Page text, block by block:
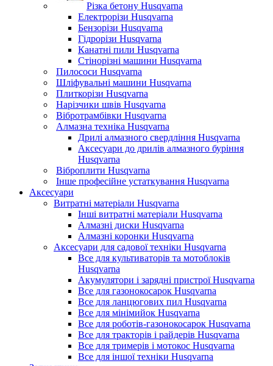
Різка бетону Husqvarna
Електрорізи Husqvarna
Бензорізи Husqvarna
Гідрорізи Husqvarna
Канатні пили Husqvarna
Стінорізні машини Husqvarna
Пилососи Husqvarna
Шліфувальні машини Husqvarna
Плиткорізи Husqvarna
Нарізчики швів Husqvarna
Вібротрамбівки Husqvarna
Алмазна техніка Husqvarna
Дрилі алмазного свердління Husqvarna
Аксесуари до дрилів алмазного буріння
Husqvarna
Віброплити Husqvarna
Інше професійне устаткування Husqvarna
Аксесуари
Витратні матеріали Husqvarna
Інші витратні матеріали Husqvarna
Алмазні диски Husqvarna
Алмазні коронки Husqvarna
Аксесуари для садової техніки Husqvarna
Все для культиваторів та мотоблоків
Husqvarna
Акумулятори і зарядні пристрої Husqvarna
Все для газонокосарок Husqvarna
Все для ланцюгових пил Husqvarna
Все для мінімийок Husqvarna
Все для роботів-газонокосарок Husqvarna
Все для тракторів і райдерів Husqvarna
Все для тримерів і мотокос Husqvarna
Все для іншої техніки Husqvarna